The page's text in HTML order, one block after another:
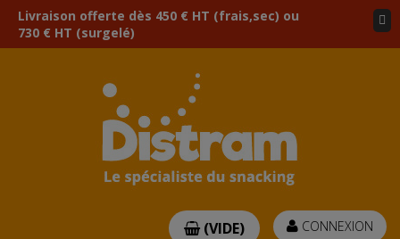
Livraison offerte dès 450 € HT (frais,sec) ou
730 € HT (surgelé)
CONNEXION
(VIDE)